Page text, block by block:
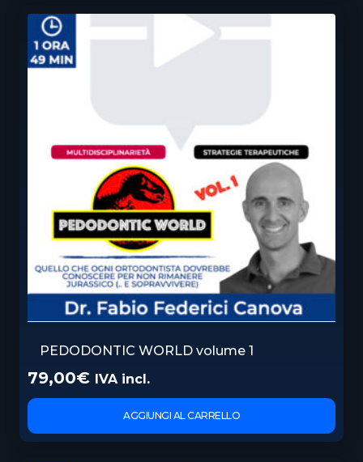
PEDODONTIC WORLD volume 1
79,00€ IVA incl.
AGGIUNGI AL CARRELLO